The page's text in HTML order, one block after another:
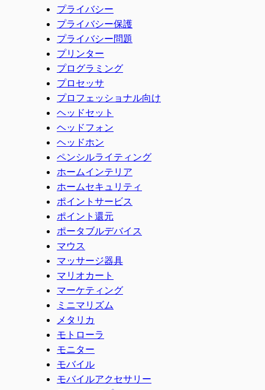
プライバシー
プライバシー保護
プライバシー問題
プリンター
プログラミング
プロセッサ
プロフェッショナル向け
ヘッドセット
ヘッドフォン
ヘッドホン
ペンシルライティング
ホームインテリア
ホームセキュリティ
ポイントサービス
ポイント還元
ポータブルデバイス
マウス
マッサージ器具
マリオカート
マーケティング
ミニマリズム
メタリカ
モトローラ
モニター
モバイル
モバイルアクセサリー